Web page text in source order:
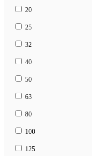
20
25
32
40
50
63
80
100
125